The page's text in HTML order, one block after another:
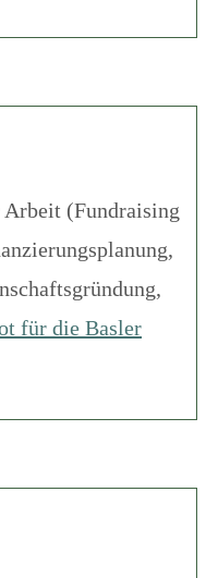
(Fundraising
für die Basler